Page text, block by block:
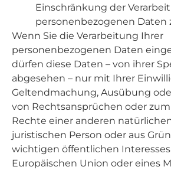
Einschränkung der
personenbezogenen Daten
Wenn Sie die Verarbeitung Ihrer
personenbezogenen Daten
dürfen diese Daten – von ihrer
abgesehen – nur mit Ihrer
Geltendmachung, Ausübung
von Rechtsansprüchen oder
Rechte einer anderen
juristischen Person oder aus
wichtigen öffentlichen
Europäischen Union oder eines